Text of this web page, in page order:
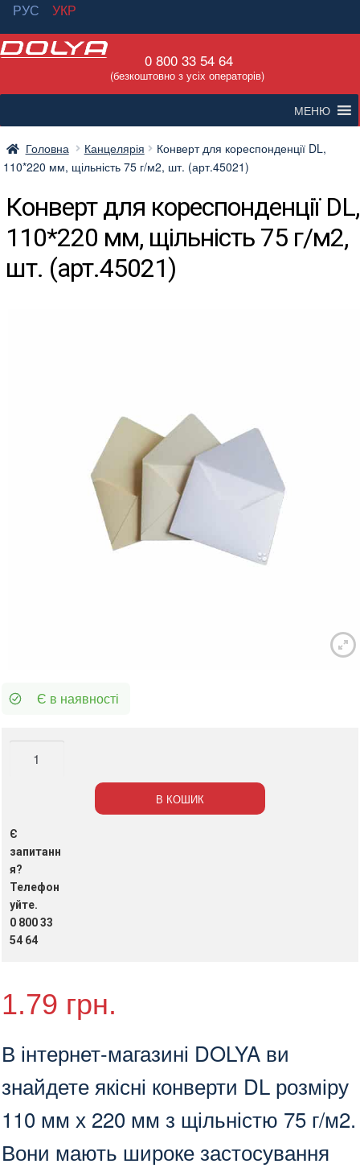
РУС
УКР
Перейти
навігації
Перейти
вмісту
0 800 33 54 64
(безкоштовно з усіх операторів)
МЕНЮ
Головна Канцелярія
Конверт для кореспонденції DL,
110*220 мм, щільність 75 г/м2, шт. (арт.45021)
Конверт для кореспонденції DL,
110*220 мм, щільність 75 г/м2,
шт. (арт.45021)
Є в наявності
кореспонденції
110*220
мм,
щільність
75
г/
м2,
кількість
В КОШИК
Є
запитанн
я?
Телефон
уйте.
0 800 33
54 64
1.79 грн.
В інтернет-магазині DOLYA ви
знайдете якісні конверти DL розміру
110 мм х 220 мм з щільністю 75 г/м2.
Вони мають широке застосування